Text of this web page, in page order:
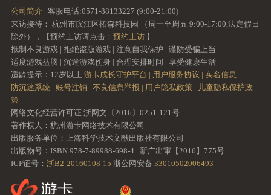
公司简介 | 客服电话:0571-88133227 (9:00-21:00)
来访接待： 杭州市滨江区拓森科技园 （周一至周五 9:00-17:00,法定假日
除外），【预约上访请点击： 预约上访】
抵制不良游戏 | 拒绝盗版游戏 | 注意自我保护 | 谨防受骗上当
适度游戏益脑 | 沉迷游戏伤身 | 合理安排时间 | 享受健康生活
适龄提示：12岁以上 游卡成长守护平台 | 用户服务协议 | 实名信息
防沉迷系统 | 账号注销 | 不良信息举报 | 用户隐私政策 | 儿童隐私保护政
策
网络文化经营许可证 浙网文〔2016〕0251-121号
著作权人：杭州游卡网络技术有限公司
出版服务单位：上海科学技术文献出版社有限公司
出版物号：ISBN 978-7-89988-698-4 新广出审【2016】775号
ICP证号： 浙B2-20160108-15 浙公网安备 33010502006493